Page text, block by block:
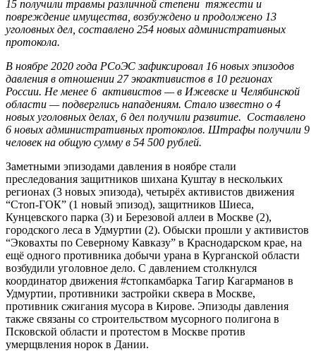
15 получили травмы различной степени тяжести и
повреждение имущества, возбуждено и продолжено 13
уголовных дел, составлено 254 новых административных
протокола.
В ноябре 2020 года РСоЭС зафиксировал 16 новых эпизодов
давления в отношении 27 экоактивистов в 10 регионах
России. Не менее 6 активистов — в Ижевске и Челябинской
области — подверглись нападениям. Стало известно о 4
новых уголовных делах, 6 дел получили развитие. Составлено
6 новых административных протоколов. Штрафы получили 9
человек на общую сумму в 54 500 рублей.
Заметными эпизодами давления в ноябре стали
преследования защитников шихана Куштау в нескольких
регионах (3 новых эпизода), четырёх активистов движения
“Стоп-ГОК” (1 новый эпизод), защитников Шиеса,
Кунцевского парка (3) и Березовой аллеи в Москве (2),
городского леса в Удмуртии (2). Обыски прошли у активистов
“Эковахты по Северному Кавказу” в Краснодарском крае, на
ещё одного противника добычи урана в Курганской области
возбудили уголовное дело. С давлением столкнулся
координатор движения #стопкамбарка Тагир Кагарманов в
Удмуртии, противники застройки сквера в Москве,
противник сжигания мусора в Кирове. Эпизоды давления
также связаны со строительством мусорного полигона в
Псковской области и протестом в Москве против
умерщвления норок в Дании.